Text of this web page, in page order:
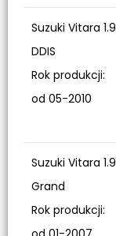
Suzuki Vitara 1.9
DDIS
Rok produkcji:
od 05-2010
Suzuki Vitara 1.9
Grand
Rok produkcji: